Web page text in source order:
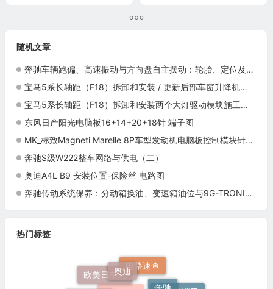
随机文章
奔驰车辆跑偏、高速振动与方向盘自主摆动：轮胎、定位及P063507诊断
宝马5系长轴距（F18）拆卸和安装 / 更新后部车窗升降机的两个扁平式马达施工与复检标准
宝马5系长轴距（F18）拆卸和安装两个大灯驱动模块施工与复检标准
东风日产阳光电脑板16+14+20+18针 端子图
MK_标致Magneti Marelle 8P车型发动机电脑板控制模块针脚35针 端子图
奔驰S级W222整车网络与供电（二）
奥迪A4L B9 安装位置-保险丝 电路图
奔驰传动系统保养：分动箱换油、变速箱油位与9G-TRONIC调试
热门标签
奔驰
奥迪
电路速查
欧美日车系